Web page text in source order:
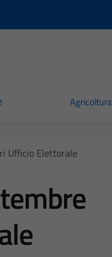
Agricoltura
Ufficio Elettorale